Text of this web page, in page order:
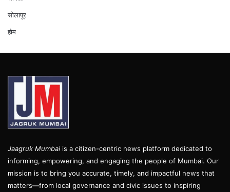
सोलापूर
होम
Jaagruk Mumbai is a citizen-centric news platform dedicated to
informing, empowering, and engaging the people of Mumbai. Our
mission is to bring you accurate, timely, and impactful news that
matters—from local governance and civic issues to inspiring